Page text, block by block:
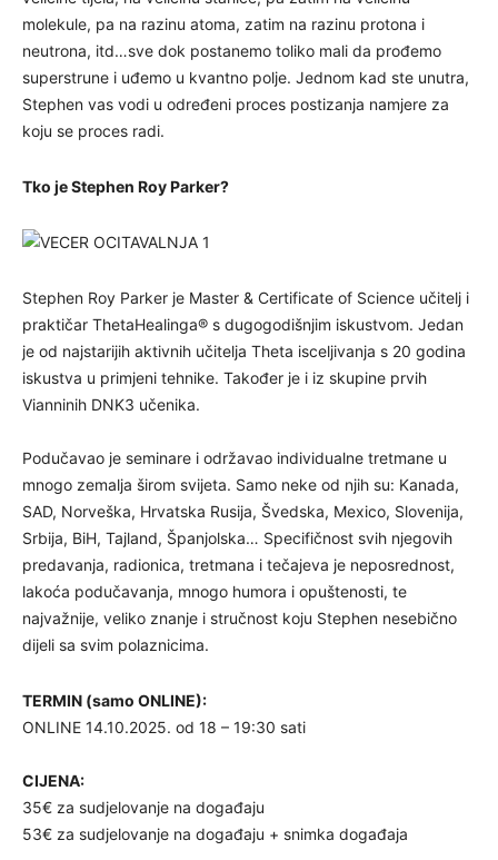
molekule, pa na razinu atoma, zatim na razinu protona i
neutrona, itd…sve dok postanemo toliko mali da prođemo
superstrune i uđemo u kvantno polje. Jednom kad ste unutra,
Stephen vas vodi u određeni proces postizanja namjere za
koju se proces radi.
Tko je Stephen Roy Parker?
Stephen Roy Parker je Master & Certificate of Science učitelj i
praktičar ThetaHealinga® s dugogodišnjim iskustvom. Jedan
je od najstarijih aktivnih učitelja Theta isceljivanja s 20 godina
iskustva u primjeni tehnike. Također je i iz skupine prvih
Vianninih DNK3 učenika.
Podučavao je seminare i održavao individualne tretmane u
mnogo zemalja širom svijeta. Samo neke od njih su: Kanada,
SAD, Norveška, Hrvatska Rusija, Švedska, Mexico, Slovenija,
Srbija, BiH, Tajland, Španjolska… Specifičnost svih njegovih
predavanja, radionica, tretmana i tečajeva je neposrednost,
lakoća podučavanja, mnogo humora i opuštenosti, te
najvažnije, veliko znanje i stručnost koju Stephen nesebično
dijeli sa svim polaznicima.
TERMIN (samo ONLINE):
ONLINE 14.10.2025. od 18 – 19:30 sati
CIJENA:
35€ za sudjelovanje na događaju
53€ za sudjelovanje na događaju + snimka događaja